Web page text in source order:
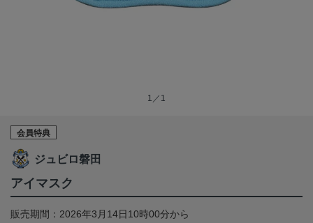
1／1
会員特典
ジュビロ磐田
アイマスク
販売期間：2026年3月14日10時00分から